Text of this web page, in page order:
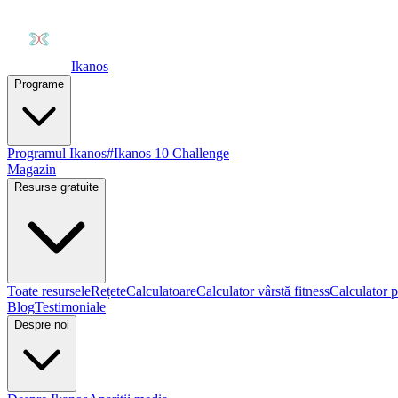
Ikanos
Programe
Programul Ikanos#Ikanos 10 Challenge
Magazin
Resurse gratuite
Toate resurseleRețeteCalculatoareCalculator vârstă fitnessCalculator
BlogTestimoniale
Despre noi